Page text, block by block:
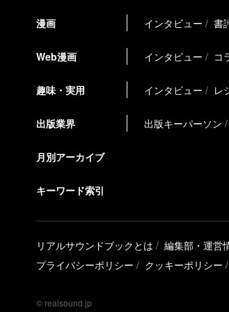
漫画 インタビュー 書
Web漫画 インタビュー コ
趣味・実用 インタビュー レ
出版業界 出版キーパーソン
月別アーカイブ
キーワード索引
リアルサウンドブックとは 編集部・運営
プライバシーポリシー
クッキーポリシー
© realsound.jp